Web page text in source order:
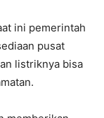
ini pemerintah
pusat
listriknya bisa